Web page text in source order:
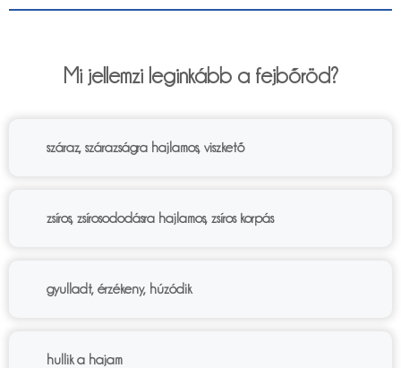
Mi jellemzi leginkább a fejbőröd?
száraz, szárazságra hajlamos, viszkető
zsíros, zsírosododásra hajlamos, zsíros korpás
gyulladt, érzékeny, húzódik
hullik a hajam